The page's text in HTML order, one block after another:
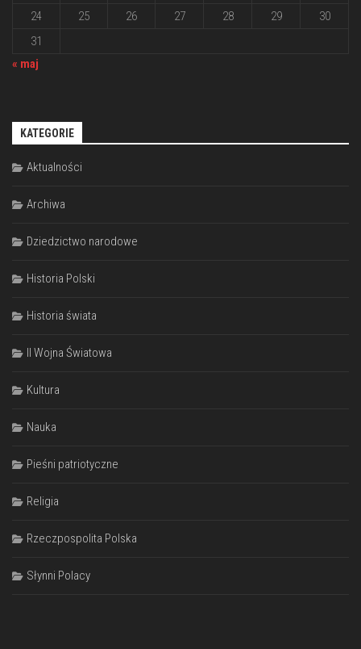
24
25 26 27 28 29
30
31
« maj
KATEGORIE
Aktualności
Archiwa
Dziedzictwo narodowe
Historia Polski
Historia świata
II Wojna Światowa
Kultura
Nauka
Pieśni patriotyczne
Religia
Rzeczpospolita Polska
Słynni Polacy